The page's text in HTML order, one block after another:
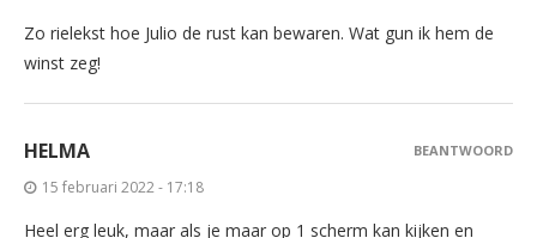
Zo rielekst hoe Julio de rust kan bewaren. Wat gun ik hem de
winst zeg!
HELMA
15 februari 2022 - 17:18
Heel erg leuk, maar als je maar op 1 scherm kan kijken en
BEANTWOORD